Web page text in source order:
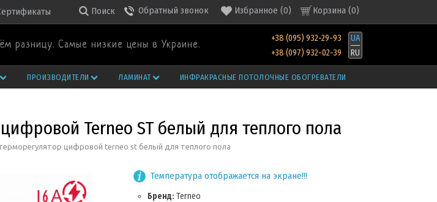
Корзина (0)
Избранное (0)
Обратный звонок
Поиск
разницу. Самые низкие цены в Украине.
+38 (095) 932-29-93
+38 (097) 932-02-39
UA
RU
ПРОИЗВОДИТЕЛИ ЛАМИНАТ ИНФРАКРАСНЫЕ ПОТОЛОЧНЫЕ ОБОГРЕВАТЕЛИ
Terneo ST белый для теплого пола
цифровой terneo st белый для теплого пола
Температура отображается на экране!!!
Бренд: Terneo